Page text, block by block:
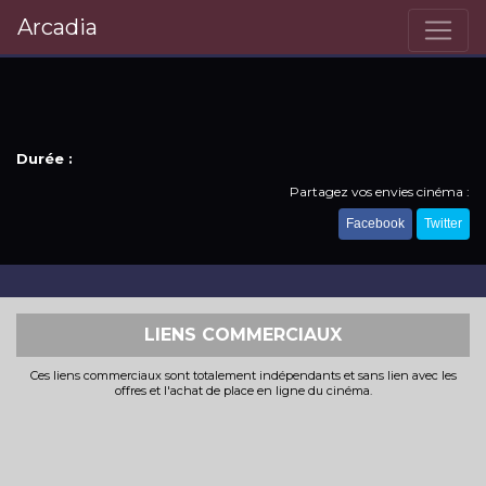
Arcadia
Durée :
Partagez vos envies cinéma :
Facebook Twitter
LIENS COMMERCIAUX
Ces liens commerciaux sont totalement indépendants et sans lien avec les
offres et l'achat de place en ligne du cinéma.